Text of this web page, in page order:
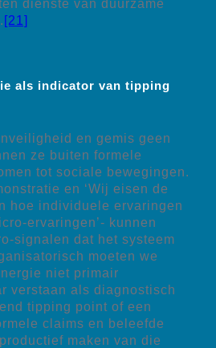
[21]
als indicator van tipping
en gemis geen
ze buiten formele
tot sociale bewegingen.
en ‘Wij eisen de
hoe individuele ervaringen
ervaringen’- kunnen
signalen dat het systeem
moeten we
niet primair
verstaan als diagnostisch
tipping point of een
claims en beleefde
maken van die